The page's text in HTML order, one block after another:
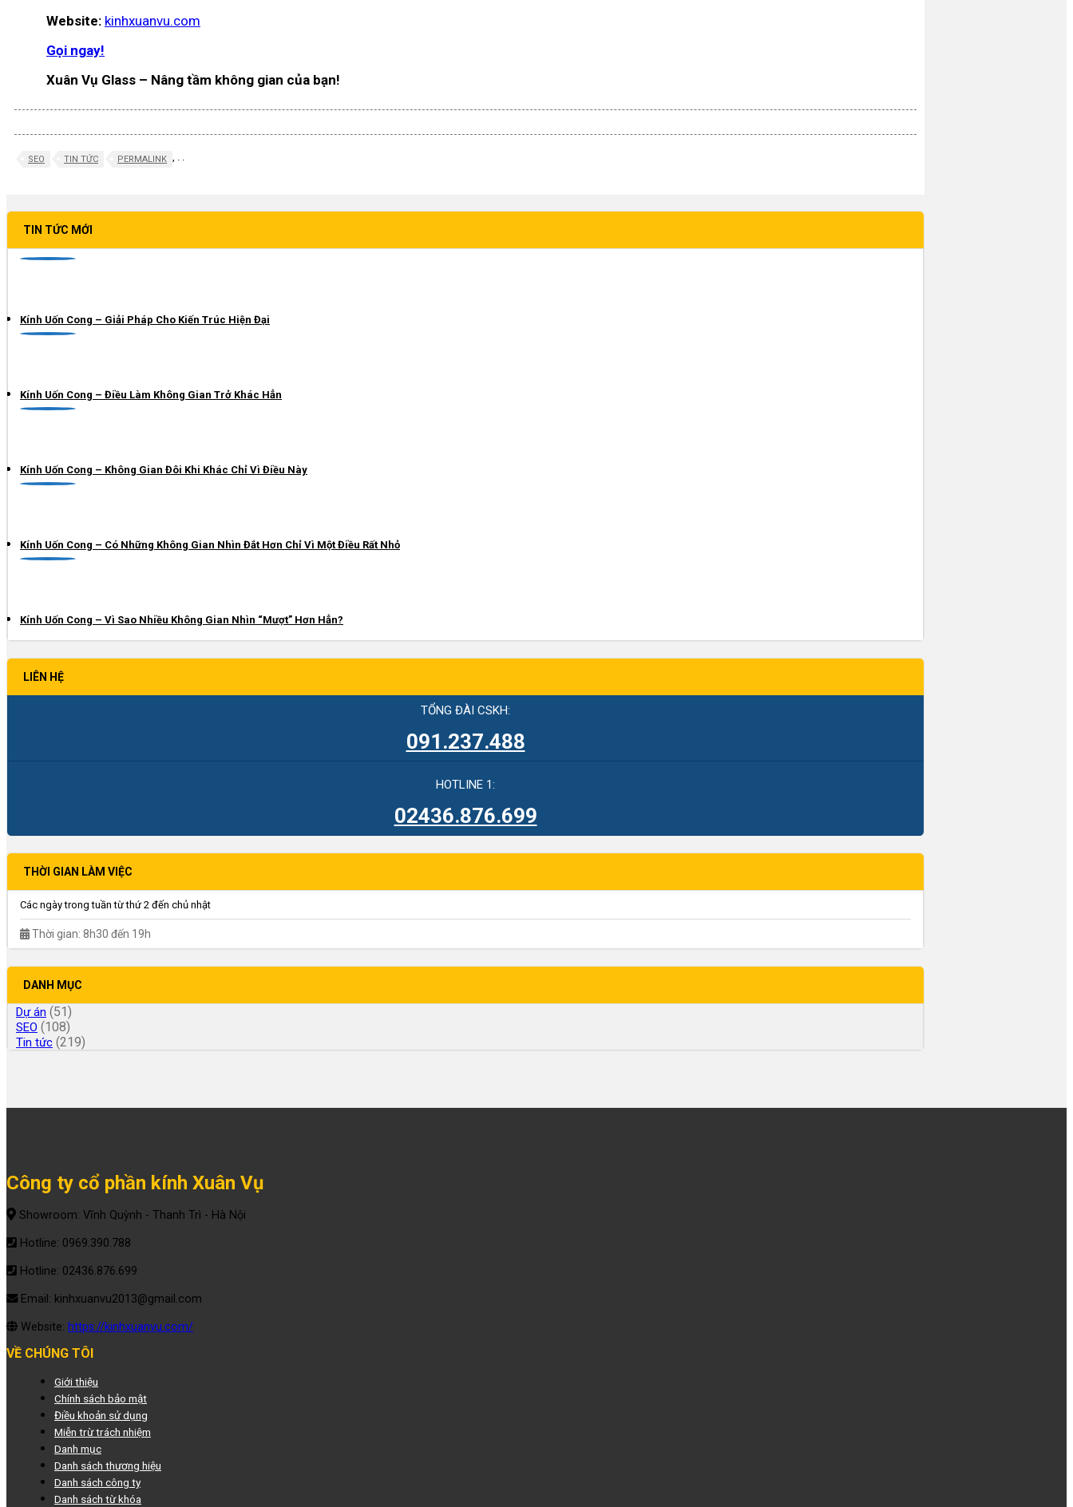
Website: kinhxuanvu.com
Gọi ngay!
Xuân Vụ Glass – Nâng tầm không gian của bạn!
SEO ,
TIN TỨC .
PERMALINK .
TIN TỨC MỚI
Kính Uốn Cong – Giải Pháp Cho Kiến Trúc Hiện Đại
Kính Uốn Cong – Điều Làm Không Gian Trở Khác Hẳn
Kính Uốn Cong – Không Gian Đôi Khi Khác Chỉ Vì Điều Này
Kính Uốn Cong – Có Những Không Gian Nhìn Đắt Hơn Chỉ Vì Một Điều Rất Nhỏ
Kính Uốn Cong – Vì Sao Nhiều Không Gian Nhìn “Mượt” Hơn Hẳn?
LIÊN HỆ
TỔNG ĐÀI CSKH:
091.237.488
HOTLINE 1:
02436.876.699
THỜI GIAN LÀM VIỆC
Các ngày trong tuần từ thứ 2 đến chủ nhật
Thời gian: 8h30 đến 19h
DANH MỤC
Dự án (51)
SEO (108)
Tin tức (219)
Công ty cổ phần kính Xuân Vụ
Showroom: Vĩnh Quỳnh - Thanh Trì - Hà Nội
Hotline: 0969.390.788
Hotline: 02436.876.699
Email: kinhxuanvu2013@gmail.com
Website: https://kinhxuanvu.com/
VỀ CHÚNG TÔI
Giới thiệu
Chính sách bảo mật
Điều khoản sử dụng
Miễn trừ trách nhiệm
Danh mục
Danh sách thương hiệu
Danh sách công ty
Danh sách từ khóa